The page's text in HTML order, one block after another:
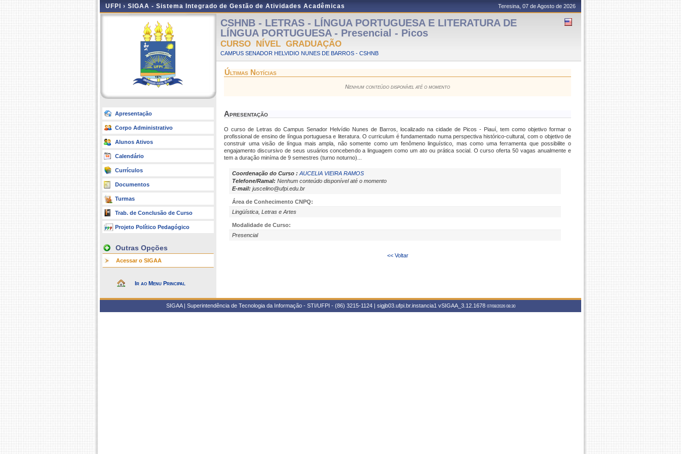
UFPI › SIGAA - Sistema Integrado de Gestão de Atividades Acadêmicas Teresina, 07 de Agosto de 2026
Apresentação
Corpo Administrativo
Alunos Ativos
Calendário
Currículos
Documentos
Turmas
Trab. de Conclusão de Curso
Projeto Político Pedagógico
Outras Opções
Acessar o SIGAA
Ir ao Menu Principal
CSHNB - LETRAS - LÍNGUA PORTUGUESA E LITERATURA DE
LÍNGUA PORTUGUESA - Presencial - Picos
CURSO NÍVEL GRADUAÇÃO
CAMPUS SENADOR HELVIDIO NUNES DE BARROS - CSHNB
Últimas Notícias
Nenhum conteúdo disponível até o momento
Apresentação
O curso de Letras do Campus Senador Helvídio Nunes de Barros, localizado na cidade de Picos - Piauí, tem como objetivo formar o
profissional de ensino de língua portuguesa e literatura. O curriculum é fundamentado numa perspectiva histórico-cultural, com o objetivo de
construir uma visão de língua mais ampla, não somente como um fenômeno linguístico, mas como uma ferramenta que possibilite o
engajamento discursivo de seus usuários concebendo a linguagem como um ato ou prática social. O curso oferta 50 vagas anualmente e
tem a duração miníma de 9 semestres (turno noturno)...
Coordenação do Curso : AUCELIA VIEIRA RAMOS
Telefone/Ramal: Nenhum conteúdo disponível até o momento
E-mail: juscelino@ufpi.edu.br
Área de Conhecimento CNPQ:
Lingüística, Letras e Artes
Modalidade de Curso:
Presencial
<< Voltar
SIGAA | Superintendência de Tecnologia da Informação - STI/UFPI - (86) 3215-1124 | sigjb03.ufpi.br.instancia1 vSIGAA_3.12.1678 07/08/2026 08:30